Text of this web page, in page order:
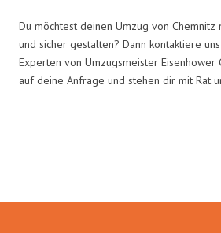
Du möchtest deinen Umzug von Chemnitz
und sicher gestalten? Dann kontaktiere
Experten von Umzugsmeister Eisenhower
auf deine Anfrage und stehen dir mit Rat